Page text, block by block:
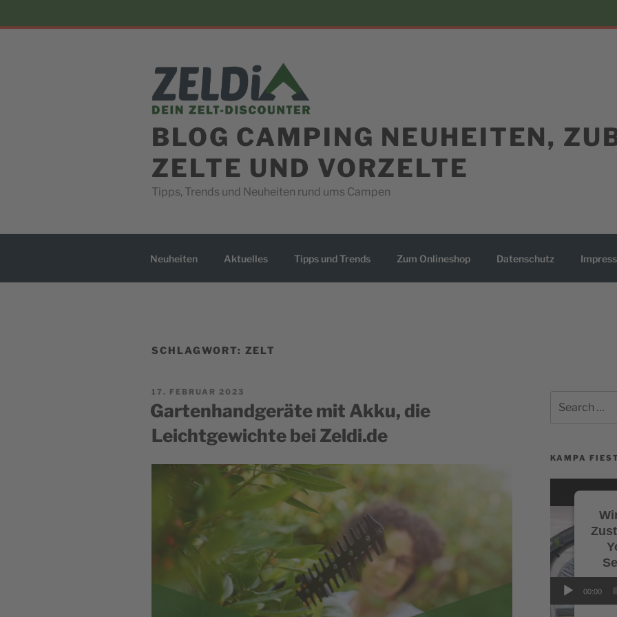
to
BLOG CAMPING NEUHEITEN,
ZELTE UND VORZELTE
Tipps, Trends und Neuheiten rund ums Campen
Neuheiten Aktuelles Tipps und Trends Zum Onlineshop Datenschutz
SCHLAGWORT: ZELT
POSTED
ON
17. FEBRUAR 2023
Gartenhandgeräte mit Akku, die
Leichtgewichte bei Zeldi.de
for:
KAMPA
00:00